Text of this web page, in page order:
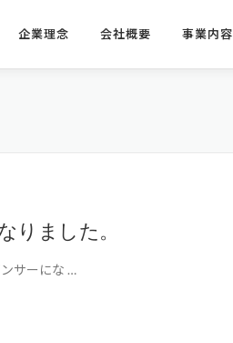
企業理念 会社概要 事業内容
りました。
サーにな …